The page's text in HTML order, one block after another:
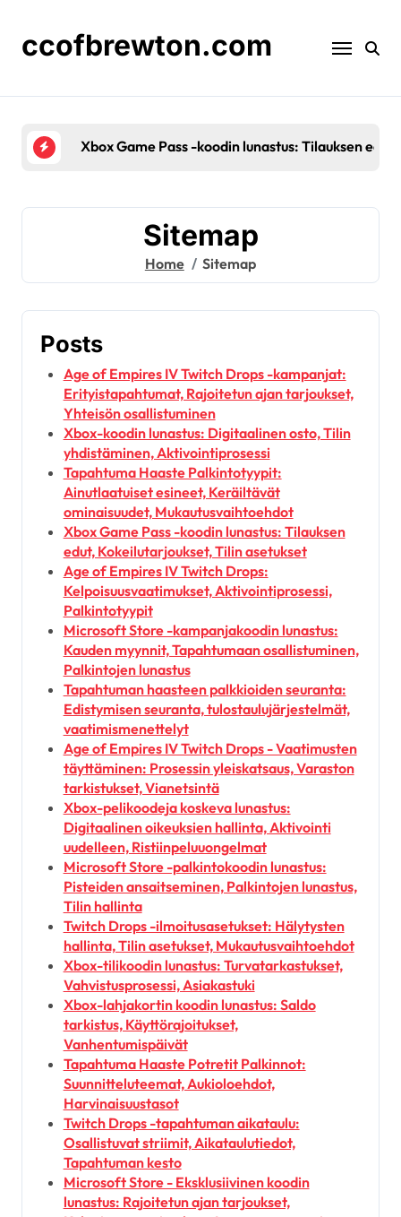
contentccofbrewton.com
Age of Empires IV Twitch Drops:
Sitemap
Home Sitemap
Posts
Age of Empires IV Twitch Drops -kampanjat:
Erityistapahtumat, Rajoitetun ajan tarjoukset,
Yhteisön osallistuminen
Xbox-koodin lunastus: Digitaalinen osto, Tilin
yhdistäminen, Aktivointiprosessi
Tapahtuma Haaste Palkintotyypit:
Ainutlaatuiset esineet, Keräiltävät
ominaisuudet, Mukautusvaihtoehdot
Xbox Game Pass -koodin lunastus: Tilauksen
edut, Kokeilutarjoukset, Tilin asetukset
Age of Empires IV Twitch Drops:
Kelpoisuusvaatimukset, Aktivointiprosessi,
Palkintotyypit
Microsoft Store -kampanjakoodin lunastus:
Kauden myynnit, Tapahtumaan osallistuminen,
Palkintojen lunastus
Tapahtuman haasteen palkkioiden seuranta:
Edistymisen seuranta, tulostaulujärjestelmät,
vaatimismenettelyt
Age of Empires IV Twitch Drops - Vaatimusten
täyttäminen: Prosessin yleiskatsaus, Varaston
tarkistukset, Vianetsintä
Xbox-pelikoodeja koskeva lunastus:
Digitaalinen oikeuksien hallinta, Aktivointi
uudelleen, Ristiinpeluuongelmat
Microsoft Store -palkintokoodin lunastus:
Pisteiden ansaitseminen, Palkintojen lunastus,
Tilin hallinta
Twitch Drops -ilmoitusasetukset: Hälytysten
hallinta, Tilin asetukset, Mukautusvaihtoehdot
Xbox-tilikoodin lunastus: Turvatarkastukset,
Vahvistusprosessi, Asiakastuki
Xbox-lahjakortin koodin lunastus: Saldo
tarkistus, Käyttörajoitukset,
Vanhentumispäivät
Tapahtuma Haaste Potretit Palkinnot:
Suunnitteluteemat, Aukioloehdot,
Harvinaisuustasot
Twitch Drops -tapahtuman aikataulu:
Osallistuvat striimit, Aikataulutiedot,
Tapahtuman kesto
Microsoft Store - Eksklusiivinen koodin
lunastus: Rajoitetun ajan tarjoukset,